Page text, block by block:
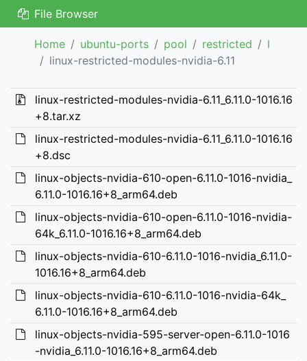
File Browser
Home ubuntu-ports pool restricted
l
linux-restricted-modules-nvidia-6.11
linux-restricted-modules-nvidia-6.11_6.11.0-1016.16
+8.tar.xz
linux-restricted-modules-nvidia-6.11_6.11.0-1016.16
+8.dsc
linux-objects-nvidia-610-open-6.11.0-1016-nvidia_
6.11.0-1016.16+8_arm64.deb
linux-objects-nvidia-610-open-6.11.0-1016-nvidia-
64k_6.11.0-1016.16+8_arm64.deb
linux-objects-nvidia-610-6.11.0-1016-nvidia_6.11.0-
1016.16+8_arm64.deb
linux-objects-nvidia-610-6.11.0-1016-nvidia-64k_
6.11.0-1016.16+8_arm64.deb
linux-objects-nvidia-595-server-open-6.11.0-1016
-nvidia_6.11.0-1016.16+8_arm64.deb